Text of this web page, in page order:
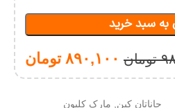
به سبد خرید
تومان ۸۹۰,۱۰۰ تومان
ﺟﺎﻧﺎﺗﺎن ﮐﯿﻦ ﻣﺎرک ﮐﻠﯿﻮن